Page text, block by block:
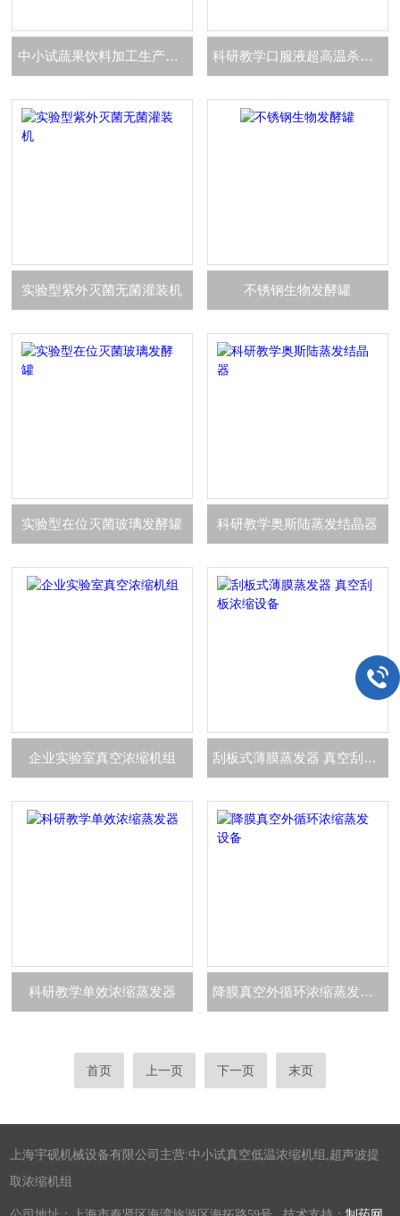
中小试蔬果饮料加工生产设备 科研教学口服液超高温杀菌机
实验型紫外灭菌无菌灌装机 不锈钢生物发酵罐
实验型在位灭菌玻璃发酵罐 科研教学奥斯陆蒸发结晶器
企业实验室真空浓缩机组 刮板式薄膜蒸发器 真空刮板浓缩设备
科研教学单效浓缩蒸发器 降膜真空外循环浓缩蒸发设备
首页 上一页 下一页 末页
上海宇砚机械设备有限公司主营:中小试真空低温浓缩机组,超声波提
取浓缩机组